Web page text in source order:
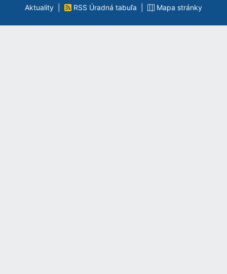
Aktuality
RSS Úradná tabuľa Mapa stránky